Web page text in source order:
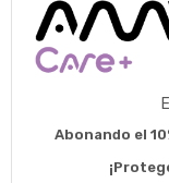
Abonando el